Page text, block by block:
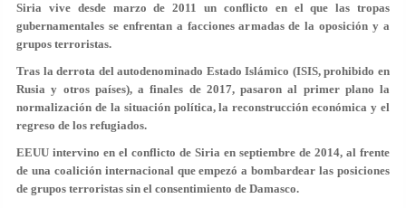
Siria vive desde marzo de 2011 un conflicto en el que las tropas
gubernamentales se enfrentan a facciones armadas de la oposición y a
grupos terroristas.
Tras la derrota del autodenominado Estado Islámico (ISIS, prohibido en
Rusia y otros países), a finales de 2017, pasaron al primer plano la
normalización de la situación política, la reconstrucción económica y el
regreso de los refugiados.
EEUU intervino en el conflicto de Siria en septiembre de 2014, al frente
de una coalición internacional que empezó a bombardear las posiciones
de grupos terroristas sin el consentimiento de Damasco.